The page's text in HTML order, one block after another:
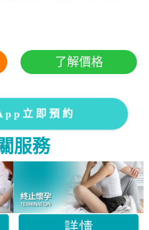
了解價格
立即預約
服務